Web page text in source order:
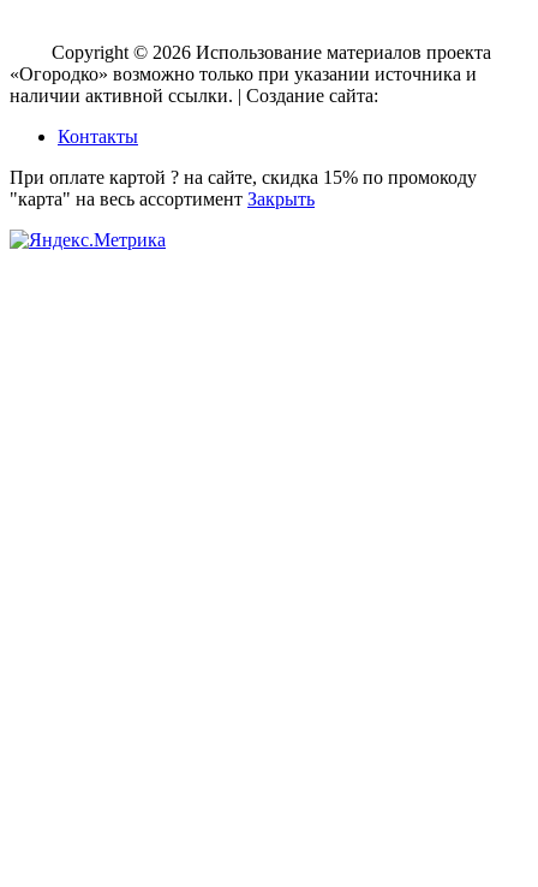
Copyright © 2026 Использование материалов проекта
«Огородко» возможно только при указании источника и
наличии активной ссылки. | Создание сайта:
Контакты
При оплате картой ? на сайте, скидка 15% по промокоду
"карта" на весь ассортимент Закрыть